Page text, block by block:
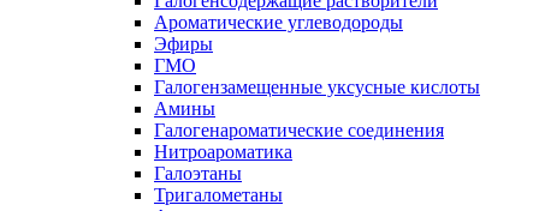
Ароматические углеводороды
Эфиры
ГМО
Галогензамещенные уксусные кислоты
Амины
Галогенароматические соединения
Нитроароматика
Галоэтаны
Тригалометаны